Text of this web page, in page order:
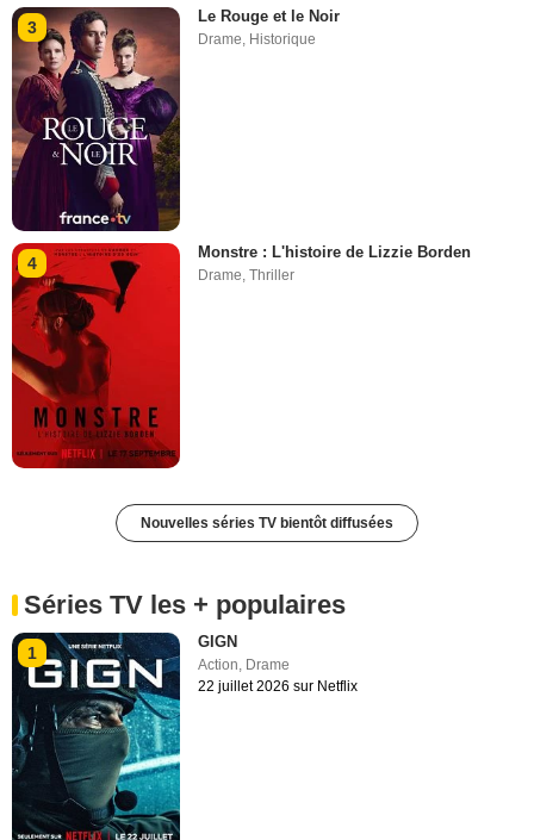
3
Le Rouge et le Noir
Drame, Historique
4
Monstre : L'histoire de Lizzie Borden
Drame,Thriller
Nouvelles séries TV bientôt diffusées
Séries TV les + populaires
1
GIGN
Action Drame
22 juillet 2026 sur Netflix